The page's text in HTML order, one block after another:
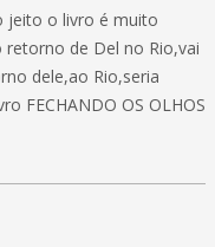
jeito o livro é muito
retorno de Del no Rio,vai
dele,ao Rio,seria
FECHANDO OS OLHOS